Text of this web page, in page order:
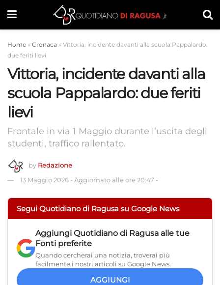
Home » Cronaca » Vittoria, incidente davanti alla scuola Pappalardo:
due feriti lievi
Vittoria, incidente davanti alla
scuola Pappalardo: due feriti
lievi
Frontale in via 1 Maggio durante l’uscita degli
studenti, traffico rallentato.
by Redazione
13 Maggio 2026 - Aggiornato alle ore 20:47 -
Segui Quotidiano di Ragusa su Google News
Aggiungi Quotidiano di Ragusa alle tue
Fonti preferite
Quando cercherai una notizia, troverai più
facilmente i nostri articoli su Google News.
AGGIUNGI